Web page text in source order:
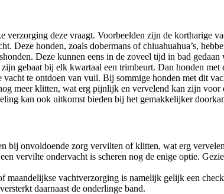
deze vraagt. Voorbeelden zijn de kortharige
Deze honden, zoals dobermans of chiuahuahua’s,
Deze kunnen eens in de zoveel tijd in bad
gebaat bij elk kwartaal een trimbeurt. Dan honden met
te ontdoen van vuil. Bij sommige honden met dit
meer klitten, wat erg pijnlijk en vervelend kan zijn
kan ook uitkomst bieden bij het gemakkelijker
bij onvoldoende zorg vervilten of klitten, wat erg
vervilte ondervacht is scheren nog de enige optie.
vachtverzorging is namelijk gelijk een
daarnaast de onderlinge band.